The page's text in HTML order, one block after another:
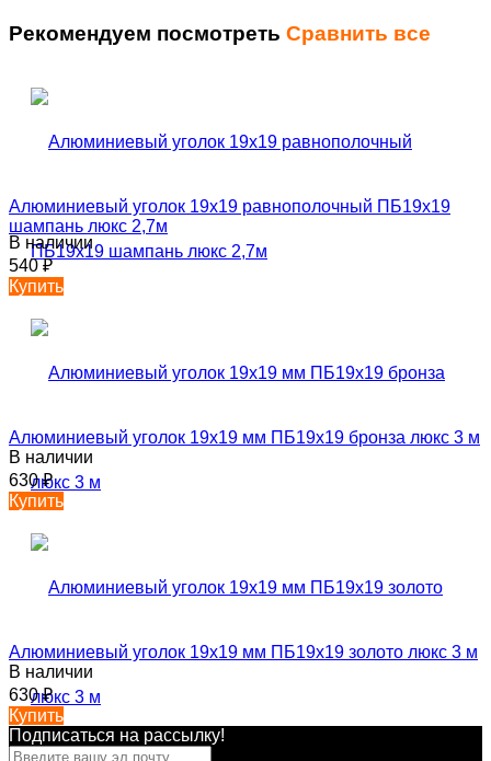
Рекомендуем посмотреть Сравнить все
Алюминиевый уголок 19х19 равнополочный ПБ19х19
шампань люкс 2,7м
В наличии
540₽
Купить
Алюминиевый уголок 19х19 мм ПБ19х19 бронза люкс 3 м
В наличии
630₽
Купить
Алюминиевый уголок 19х19 мм ПБ19х19 золото люкс 3 м
В наличии
630₽
Купить
Подписаться на рассылкy!